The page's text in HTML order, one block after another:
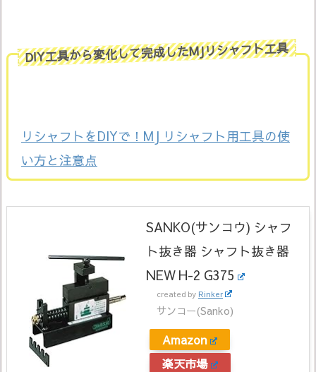
DIY工具から変化して完成したMJリシャフト工具
リシャフトをDIYで！MJ リシャフト用工具の使
い方と注意点
SANKO(サンコウ) シャフ
ト抜き器 シャフト抜き器
NEW H-2 G375
created by Rinker
サンコー(Sanko)
Amazon
楽天市場